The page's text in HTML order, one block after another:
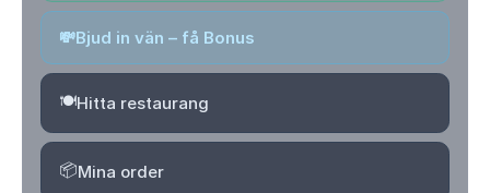
💸Bjud in vän – få Bonus
🍽️Hitta restaurang
📦Mina order